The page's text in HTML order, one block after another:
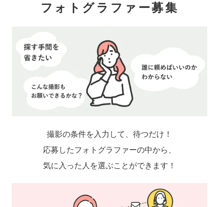
フォトグラファー募集
撮影の条件を入力して、待つだけ！
応募したフォトグラファーの中から、
気に入った人を選ぶことができます！